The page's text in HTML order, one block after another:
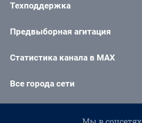
Техподдержка
Предвыборная агитация
Статистика канала в MAX
Все города сети